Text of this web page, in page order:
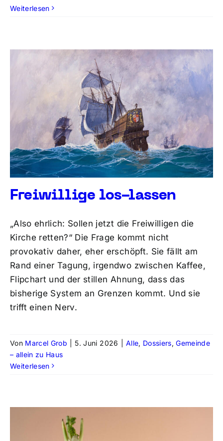
Weiterlesen
Freiwillige los-lassen
„Also ehrlich: Sollen jetzt die Freiwilligen die
Kirche retten?“ Die Frage kommt nicht
provokativ daher, eher erschöpft. Sie fällt am
Rand einer Tagung, irgendwo zwischen Kaffee,
Flipchart und der stillen Ahnung, dass das
bisherige System an Grenzen kommt. Und sie
trifft einen Nerv.
Von Marcel Grob 5. Juni 2026 Alle, Dossiers,Gemeinde
– allein zu Haus
Weiterlesen